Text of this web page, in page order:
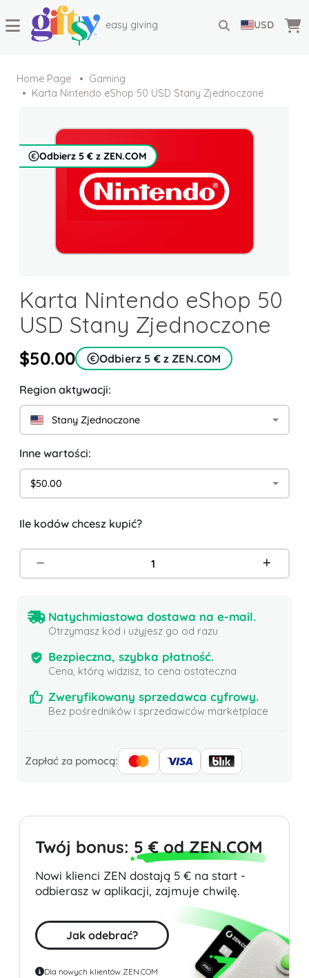
easy giving USD
Home Page
Gaming
Karta Nintendo eShop 50 USD Stany Zjednoczone
Odbierz 5 € z ZEN.COM
Karta Nintendo eShop 50
USD Stany Zjednoczone
$50.00 Odbierz 5 € z ZEN.COM
Region aktywacji:
Stany Zjednoczone
Inne wartości:
$50.00
Ile kodów chcesz kupić?
Natychmiastowa dostawa na e-mail.
Otrzymasz kod i użyjesz go od razu
Bezpieczna, szybka płatność.
Cena, którą widzisz, to cena ostateczna
Zweryfikowany sprzedawca cyfrowy.
Bez pośredników i sprzedawców marketplace
Zapłać za pomocą:
Twój bonus: 5 € od ZEN.COM
Nowi klienci ZEN dostają 5 € na start -
odbierasz w aplikacji, zajmuje chwilę.
Jak odebrać?
Dla nowych klientów ZEN.COM